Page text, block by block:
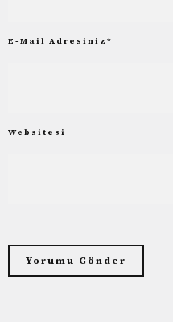
E-Mail Adresiniz *
Websitesi